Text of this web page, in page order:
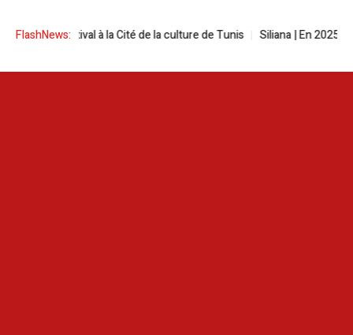
FlashNews:
festival à la Cité de la culture de Tunis Siliana | En 2025, les